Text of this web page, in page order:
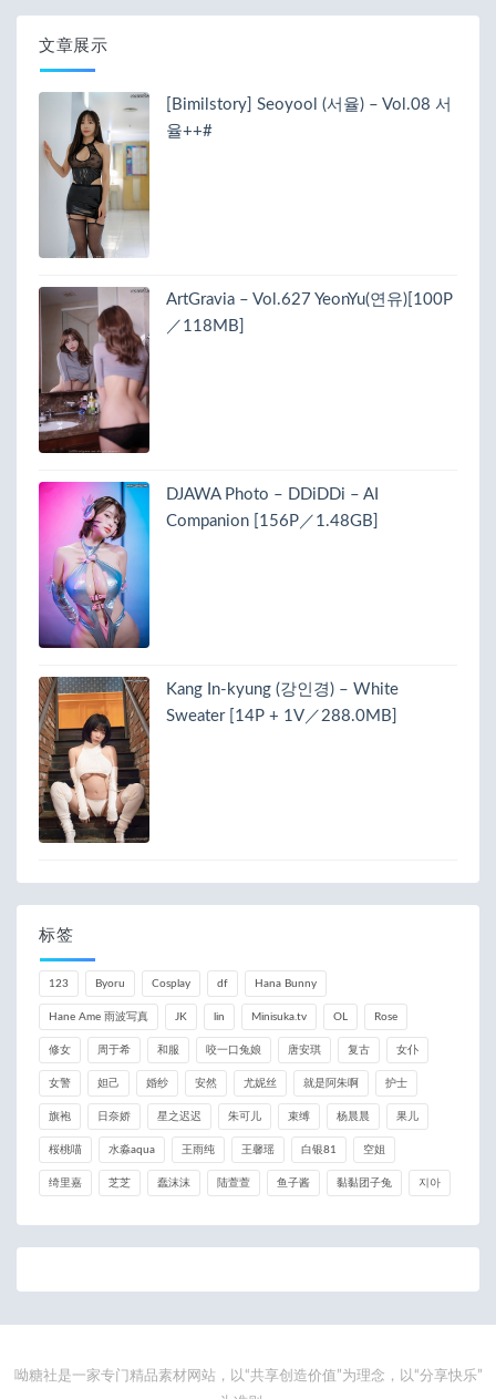
文章展示
[Bimilstory] Seoyool (서율) – Vol.08 서
율++#
ArtGravia – Vol.627 YeonYu(연유)[100P
／118MB]
DJAWA Photo – DDiDDi – AI
Companion [156P／1.48GB]
Kang In-kyung (강인경) – White
Sweater [14P + 1V／288.0MB]
标签
123 Byoru Cosplay df Hana Bunny
Hane Ame 雨波写真 JK lin Minisuka.tv OL Rose
修女 周于希 和服 咬一口兔娘 唐安琪 复古 女仆
女警 妲己 婚纱 安然 尤妮丝 就是阿朱啊 护士
旗袍 日奈娇 星之迟迟 朱可儿 束缚 杨晨晨 果儿
桜桃喵 水淼aqua 王雨纯 王馨瑶 白银81 空姐
绮里嘉 芝芝 蠢沫沫 陆萱萱 鱼子酱 黏黏团子兔 지아
呦糖社是一家专门精品素材网站，以“共享创造价值”为理念，以“分享快乐”